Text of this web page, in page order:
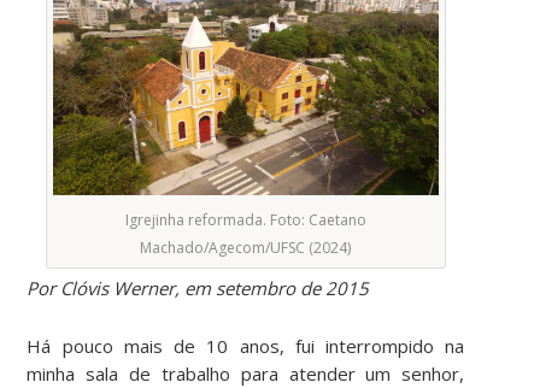
Igrejinha reformada. Foto: Caetano
Machado/Agecom/UFSC (2024)
Por Clóvis Werner, em setembro de 2015
Há pouco mais de 10 anos, fui interrompido na
minha sala de trabalho para atender um senhor,